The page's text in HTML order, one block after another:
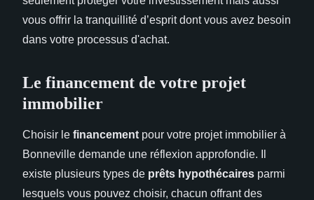
vous offrir la tranquillité d’esprit dont vous avez besoin
dans votre processus d'achat.
Le financement de votre projet
immobilier
Choisir le financement pour votre projet immobilier à
Bonneville demande une réflexion approfondie. Il
existe plusieurs types de prêts hypothécaires parmi
lesquels vous pouvez choisir, chacun offrant des